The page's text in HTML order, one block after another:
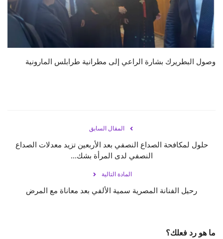
حياة
وصول البطريرك بشارة الراعي إلى مطرانية طرابلس المارونية
المقال السابق
حلول لمكافحة الصداع النصفي بعد الأربعين تزيد معدلات الصداع
النصفي لدى المرأة بشك...
المادة التالية
رحيل الفنانة المصرية سمية الألفي بعد معاناة مع المرض
ما هو رد فعلك؟